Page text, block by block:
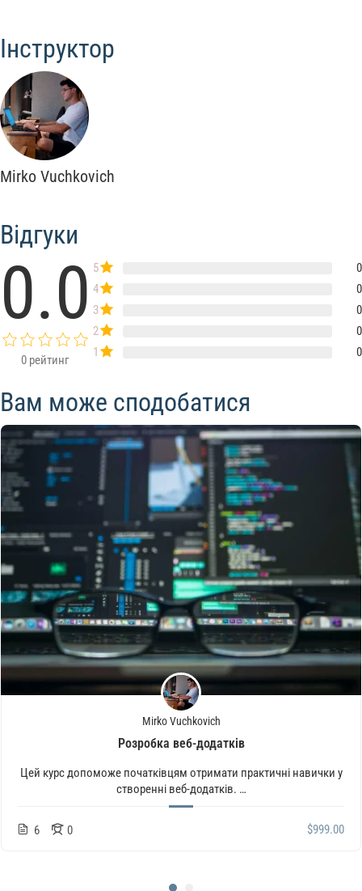
Інструктор
Mirko Vuchkovich
Відгуки
0.0
0 рейтинг
5
0
4
0
3
0
2
0
1
0
Вам може сподобатися
Mirko Vuchkovich
Розробка веб-додатків
Цей курс допоможе початківцям отримати практичні навички у
створенні веб-додатків. …
6 0 $999.00